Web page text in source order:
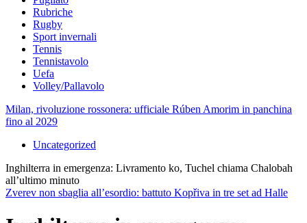
Rubriche
Rugby
Sport invernali
Tennis
Tennistavolo
Uefa
Volley/Pallavolo
Milan, rivoluzione rossonera: ufficiale Rúben Amorim in panchina
fino al 2029
Uncategorized
Inghilterra in emergenza: Livramento ko, Tuchel chiama Chalobah
all’ultimo minuto
Zverev non sbaglia all’esordio: battuto Kopřiva in tre set ad Halle